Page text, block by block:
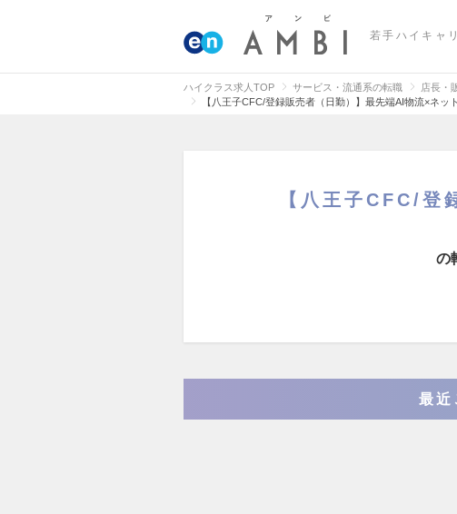
若手ハイキャ
ハイクラス求人TOP サービス・流通系の転職
店長・
【八王子CFC/登録販売者（日勤）】最先端AI物流×ネ
【八王子CFC/登
の
最近